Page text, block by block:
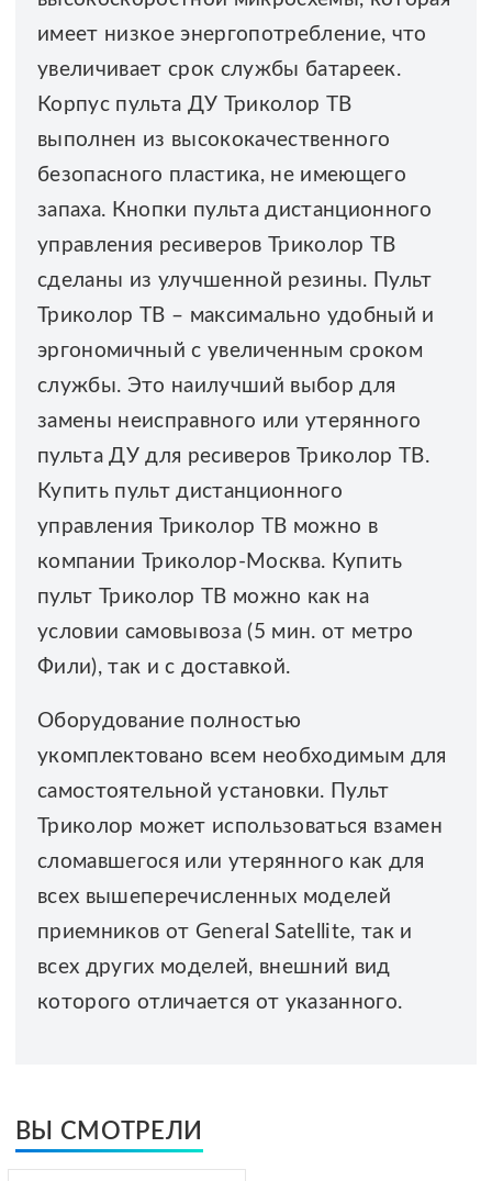
имеет низкое энергопотребление, что
увеличивает срок службы батареек.
Корпус пульта ДУ Триколор ТВ
выполнен из высококачественного
безопасного пластика, не имеющего
запаха. Кнопки пульта дистанционного
управления ресиверов Триколор ТВ
сделаны из улучшенной резины. Пульт
Триколор ТВ – максимально удобный и
эргономичный с увеличенным сроком
службы. Это наилучший выбор для
замены неисправного или утерянного
пульта ДУ для ресиверов Триколор ТВ.
Купить пульт дистанционного
управления Триколор ТВ можно в
компании Триколор-Москва. Купить
пульт Триколор ТВ можно как на
условии самовывоза (5 мин. от метро
Фили), так и с доставкой.
Оборудование полностью
укомплектовано всем необходимым для
самостоятельной установки. Пульт
Триколор может использоваться взамен
сломавшегося или утерянного как для
всех вышеперечисленных моделей
приемников от General Satellite, так и
всех других моделей, внешний вид
которого отличается от указанного.
ВЫ СМОТРЕЛИ